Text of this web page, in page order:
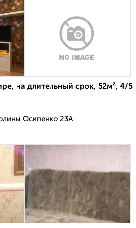
на длительный срок, 52м², 4/5
Осипенко 23А